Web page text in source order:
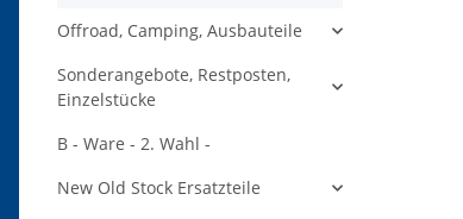
Offroad, Camping, Ausbauteile
Sonderangebote, Restposten,
Einzelstücke
B - Ware - 2. Wahl -
New Old Stock Ersatzteile